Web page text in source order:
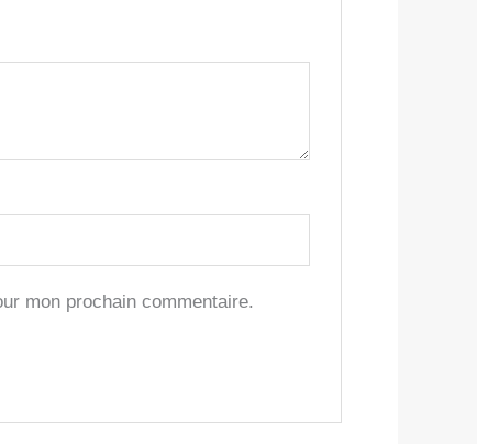
mon prochain commentaire.